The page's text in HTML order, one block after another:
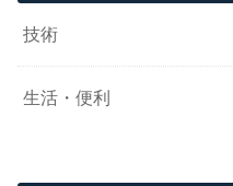
技術
生活・便利